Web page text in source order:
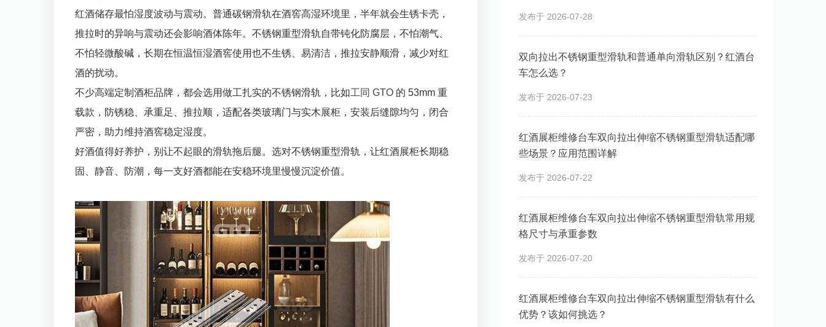
红酒储存最怕湿度波动与震动。普通碳钢滑轨在酒窖高湿环境里，半年就会生锈卡壳，
推拉时的异响与震动还会影响酒体陈年。不锈钢重型滑轨自带钝化防腐层，不怕潮气、
不怕轻微酸碱，长期在恒温恒湿酒窖使用也不生锈、易清洁，推拉安静顺滑，减少对红
酒的扰动。
不少高端定制酒柜品牌，都会选用做工扎实的不锈钢滑轨，比如工同 GTO 的 53mm 重
载款，防锈稳、承重足、推拉顺，适配各类玻璃门与实木展柜，安装后缝隙均匀，闭合
严密，助力维持酒窖稳定湿度。
好酒值得好养护，别让不起眼的滑轨拖后腿。选对不锈钢重型滑轨，让红酒展柜长期稳
固、静音、防潮，每一支好酒都能在安稳环境里慢慢沉淀价值。
发布于 2026-07-28
双向拉出不锈钢重型滑轨和普通单向滑轨区别？红酒台
车怎么选？
发布于 2026-07-23
红酒展柜维修台车双向拉出伸缩不锈钢重型滑轨适配哪
些场景？应用范围详解
发布于 2026-07-22
红酒展柜维修台车双向拉出伸缩不锈钢重型滑轨常用规
格尺寸与承重参数
发布于 2026-07-20
红酒展柜维修台车双向拉出伸缩不锈钢重型滑轨有什么
优势？该如何挑选？